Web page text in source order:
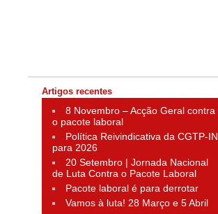
Artigos recentes
8 Novembro – Acção Geral contra
o pacote laboral
Política Reivindicativa da CGTP-IN
para 2026
20 Setembro | Jornada Nacional
de Luta Contra o Pacote Laboral
Pacote laboral é para derrotar
Vamos à luta! 28 Março e 5 Abril